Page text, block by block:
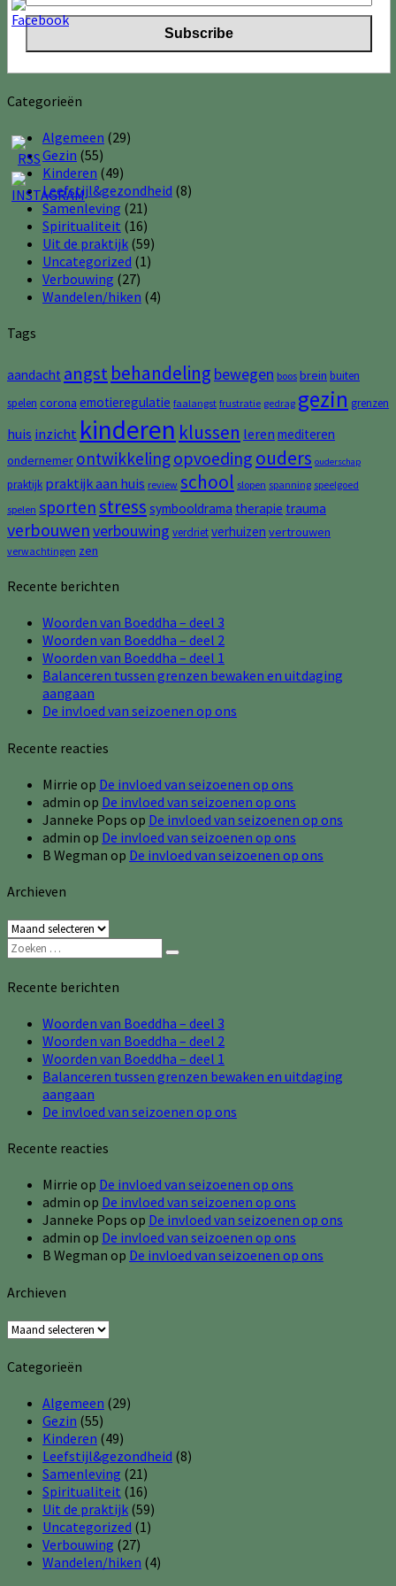
Categorieën
Algemeen (29)
Gezin (55)
Kinderen (49)
Leefstijl&gezondheid (8)
Samenleving (21)
Spiritualiteit (16)
Uit de praktijk (59)
Uncategorized (1)
Verbouwing (27)
Wandelen/hiken (4)
Tags
aandacht angst behandeling bewegen boos brein buiten
spelen corona emotieregulatie faalangst frustratie gedrag gezin grenzen
huis inzicht kinderen klussen leren mediteren
ondernemer ontwikkelingopvoeding ouders ouderschap
praktijk praktijk aan huis review school slopen spanning speelgoed
spelen sportenstress symbooldrama therapie trauma
verbouwenverbouwing verdrietverhuizen vertrouwen
verwachtingen zen
Recente berichten
Woorden van Boeddha – deel 3
Woorden van Boeddha – deel 2
Woorden van Boeddha – deel 1
Balanceren tussen grenzen bewaken en uitdaging
aangaan
De invloed van seizoenen op ons
Recente reacties
Mirrie op De invloed van seizoenen op ons
admin op De invloed van seizoenen op ons
Janneke Pops op De invloed van seizoenen op ons
admin op De invloed van seizoenen op ons
B Wegman op De invloed van seizoenen op ons
Archieven
Archieven
Zoeken
naar:
Zoeken
Recente berichten
Woorden van Boeddha – deel 3
Woorden van Boeddha – deel 2
Woorden van Boeddha – deel 1
Balanceren tussen grenzen bewaken en uitdaging
aangaan
De invloed van seizoenen op ons
Recente reacties
Mirrie op De invloed van seizoenen op ons
admin op De invloed van seizoenen op ons
Janneke Pops op De invloed van seizoenen op ons
admin op De invloed van seizoenen op ons
B Wegman op De invloed van seizoenen op ons
Archieven
Archieven
Categorieën
Algemeen (29)
Gezin (55)
Kinderen (49)
Leefstijl&gezondheid (8)
Samenleving (21)
Spiritualiteit (16)
Uit de praktijk (59)
Uncategorized (1)
Verbouwing (27)
Wandelen/hiken (4)